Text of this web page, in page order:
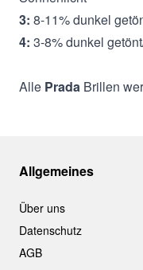
3: 8-11% dunkel
4: 3-8% dunkel
Alle Prada Brillen
Allgemeines
Über uns
Datenschutz
AGB